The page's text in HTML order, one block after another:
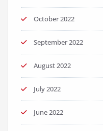
October 2022
September 2022
August 2022
July 2022
June 2022